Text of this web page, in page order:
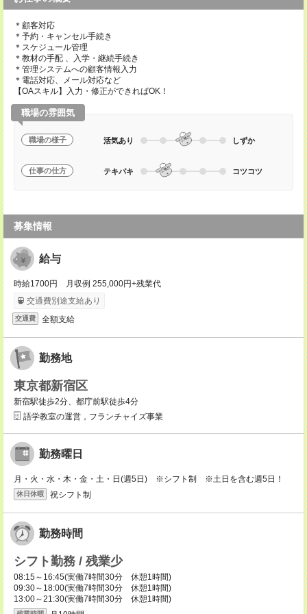
＊顧客対応
＊予約・キャンセル手続き
＊スケジュール管理
＊教材の手配 、入学・継続手続き
＊管理システムへの顧客情報入力
＊電話対応、メール対応など
【OAスキル】入力・修正ができればOK！
職場の雰囲気
職場の様子 活気あり しずか
仕事の仕方 テキパキ コツコツ
募集情報
給与
時給1700円 月収例 255,000円+残業代
交通費別途支給あり
交通費 全額支給
勤務地
東京都新宿区
新宿駅徒歩2分、都庁前駅徒歩4分
語学教室の運営，フランチャイズ事業
勤務曜日
月・火・水・木・金・土・日(週5日) ※シフト制 ※土日を含む週5日！
休日休暇 祝シフト制
勤務時間
シフト勤務 / 残業少
08:15～16:45(実働7時間30分 休憩1時間)
09:30～18:00(実働7時間30分 休憩1時間)
13:00～21:30(実働7時間30分 休憩1時間)